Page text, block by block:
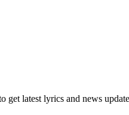
get latest lyrics and news